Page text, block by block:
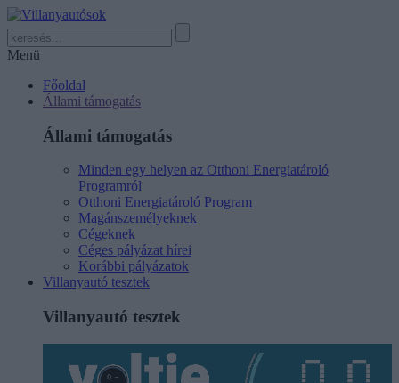
Menü
Főoldal
Állami támogatás
Állami támogatás
Minden egy helyen az Otthoni Energiatároló
Programról
Otthoni Energiatároló Program
Magánszemélyeknek
Cégeknek
Céges pályázat hírei
Korábbi pályázatok
Villanyautó tesztek
Villanyautó tesztek